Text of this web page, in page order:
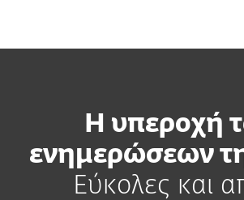
Η υπεροχή
ενημερώσεων
Εύκολες και